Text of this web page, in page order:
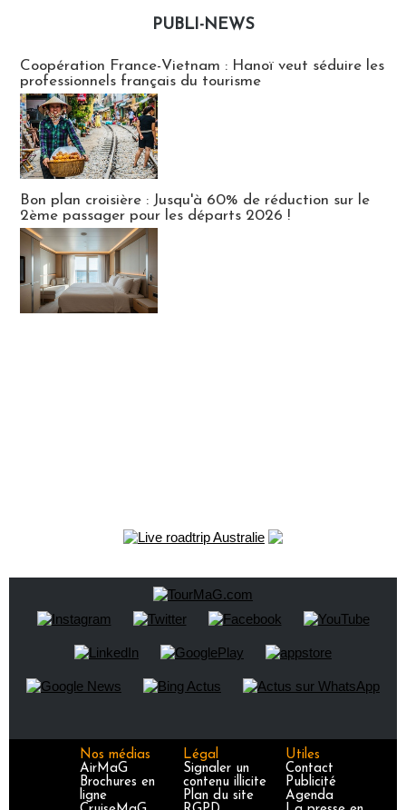
PUBLI-NEWS
Coopération France-Vietnam : Hanoï veut séduire les
professionnels français du tourisme
Bon plan croisière : Jusqu'à 60% de réduction sur le
2ème passager pour les départs 2026 !
Nos médias
AirMaG
Brochures en
ligne
Légal
Signaler un
contenu illicite
Plan du site
Utiles
Contact
Publicité
Agenda